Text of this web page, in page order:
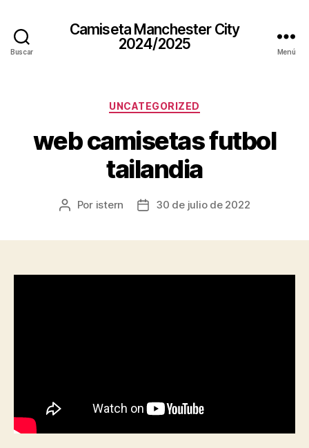
Buscar
Camiseta Manchester City
2024/2025
Menú
Categorías
UNCATEGORIZED
web camisetas futbol
tailandia
Autor
Por istern
Fecha30 de julio de 2022